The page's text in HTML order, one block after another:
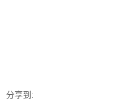
分享到: